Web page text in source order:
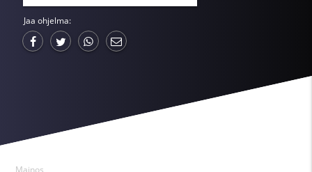
Jaa ohjelma:
Mainos